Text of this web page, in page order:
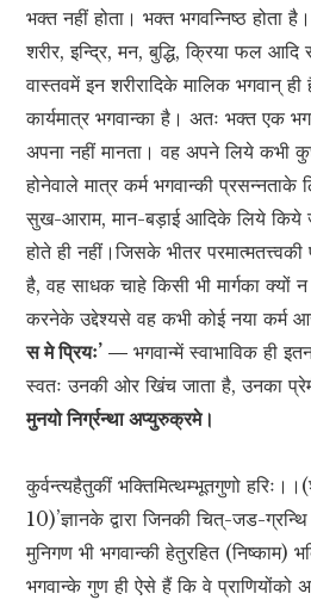
भक्त नहीं होता। भक्त भगवन्निष्ठ होता
शरीर, इन्द्रि, मन, बुद्धि, क्रिया फल आदि
वास्तवमें इन शरीरादिके मालिक भगवान्
कार्यमात्र भगवान्का है। अतः भक्त एक
अपना नहीं मानता। वह अपने लिये कभी
होनेवाले मात्र कर्म भगवान्की प्रसन्नताके
सुख-आराम, मान-बड़ाई आदिके लिये किये
होते ही नहीं।जिसके भीतर
है, वह साधक चाहे किसी भी मार्गका क्यों
करनेके उद्देश्यसे वह कभी कोई नया कर्म
स मे प्रियः’ —भगवान्में स्वाभाविक ही
स्वतः उनकी ओर खिंच जाता है, उनका
मुनयो निर्ग्रन्था अप्युरुक्रमे।
कुर्वन्त्यहैतुकीं भक्तिमित्थम्भूतगुणो
10)’ज्ञानके द्वारा जिनकी चित्-जड-
मुनिगण भी भगवान्की हेतुरहित (निष्काम)
भगवान्के गुण ही ऐसे हैं कि वे